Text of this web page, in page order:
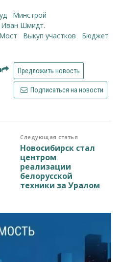
суд
минстрой
Иван Шмидт.
Мост выкуп участков бюджет
Предложить новость
Подписаться на новости
Следующая статья
Новосибирск стал
центром
реализации
белорусской
техники за Уралом